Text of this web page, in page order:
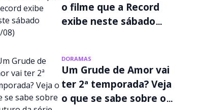
o filme que a Record
exibe neste sábado
DORAMAS
Um Grude de Amor vai
ter 2ª temporada? Veja
o que se sabe sobre o